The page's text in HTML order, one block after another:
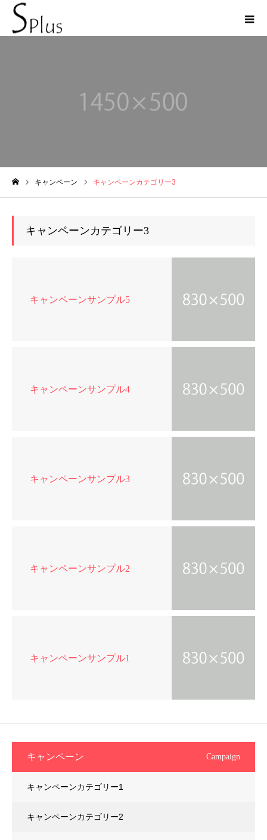
キャンペーン
キャンペーン キャンペーンカテゴリー3
キャンペーンカテゴリー3
キャンペーンサンプル5
キャンペーンサンプル4
キャンペーンサンプル3
キャンペーンサンプル2
キャンペーンサンプル1
キャンペーン Campaign
キャンペーンカテゴリー1
キャンペーンカテゴリー2